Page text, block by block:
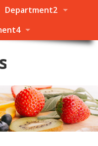
Department2